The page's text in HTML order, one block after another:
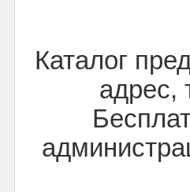
Каталог
адрес,